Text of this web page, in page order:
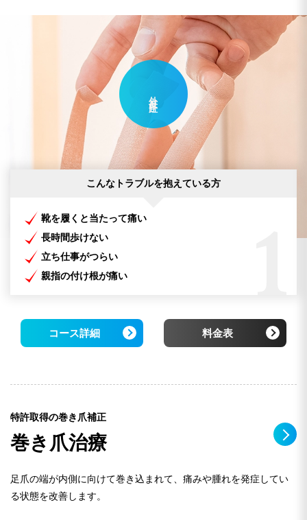
こんなトラブルを抱えている方
靴を履くと当たって痛い
長時間歩けない
立ち仕事がつらい
親指の付け根が痛い
コース詳細 料金表
特許取得の巻き爪補正
巻き爪治療
足爪の端が内側に向けて巻き込まれて、痛みや腫れを発症してい
る状態を改善します。